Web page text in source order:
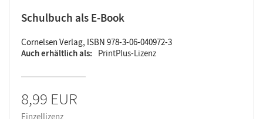
Schulbuch als E-Book
Cornelsen Verlag, ISBN 978-3-06-040972-3
Auch erhältlich als
PrintPlus-Lizenz
8,99 EUR
Einzellizenz